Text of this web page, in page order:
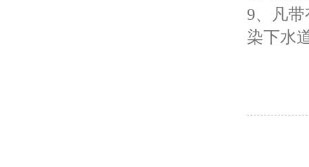
9、凡
染下水